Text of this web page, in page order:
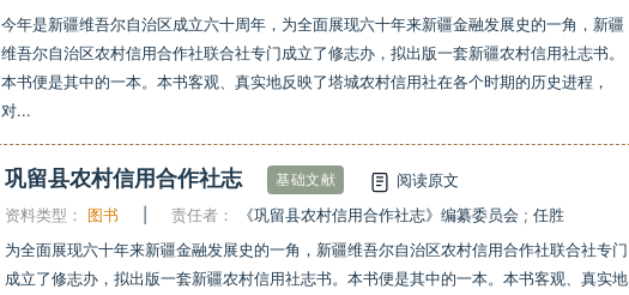
今年是新疆维吾尔自治区成立六十周年，为全面展现六十年来新疆金融发展史的一角，新疆
维吾尔自治区农村信用合作社联合社专门成立了修志办，拟出版一套新疆农村信用社志书。
本书便是其中的一本。本书客观、真实地反映了塔城农村信用社在各个时期的历史进程，
对...
巩留县农村信用合作社志 基础文献
阅读原文
资料类型：
图书 责任者： 《巩留县农村信用合作社志》编纂委员会 ; 任胜
为全面展现六十年来新疆金融发展史的一角，新疆维吾尔自治区农村信用合作社联合社专门
成立了修志办，拟出版一套新疆农村信用社志书。本书便是其中的一本。本书客观、真实地